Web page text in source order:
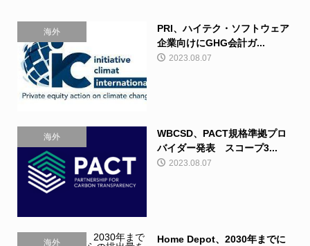
海外
PRI、ハイテク・ソフトウェア
企業向けにGHG会計ガ...
2023.08.07
海外
WBCSD、PACT規格準拠プロ
バイダー発表 スコープ3...
2023.08.07
海外
Home Depot、2030年までに